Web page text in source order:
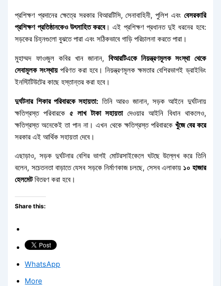
প্রশিক্ষণ প্রদানের ক্ষেত্রে সরকার বিআরটিসি, সেনাবাহিনী, পুলিশ এবং বেসরকারি
প্রশিক্ষণ প্রতিষ্ঠানকেও উৎসাহিত করবে। এই প্রশিক্ষণ প্রধানত দুই ধরনের হবে:
সড়কের চিহ্নগুলো বুঝতে পারা এবং সঠিকভাবে গাড়ি পরিচালনা করতে পারা।
মুহাম্মদ ফাওজুল কবির খান জানান,বিআরটিএকে নিয়ন্ত্রণমূলক সংস্থা থেকে
সেবামূলক সংস্থায়পরিণত করা হবে। নিয়ন্ত্রণমূলক ক্ষমতার বেশিরভাগই ড্রাইভিং
ইনস্টিটিউটের কাছে হস্তান্তর করা হবে।
দুর্ঘটনার শিকার পরিবারকে সহায়তা: তিনি আরও জানান, সড়ক আইনে দুর্ঘটনায়
ক্ষতিগ্রস্ত পরিবারকে৫ লাখ টাকা সহায়তাদেওয়ার আইনি বিধান থাকলেও,
ক্ষতিগ্রস্ত অনেকেই তা পান না। এখন থেকে ক্ষতিগ্রস্ত পরিবারকে খুঁজে বের করে
সরকার এই আর্থিক সহায়তা দেবে।
এছাড়াও, সড়ক দুর্ঘটনার বেশির ভাগই মোটরসাইকেলে ঘটছে উল্লেখ করে তিনি
বলেন, সচেতনতা বাড়াতে যেসব সড়কে নির্মাণকাজ চলছে, সেসব এলাকায় ১০ হাজার
হেলমেটবিতরণ করা হবে।
Share this:
WhatsApp
More